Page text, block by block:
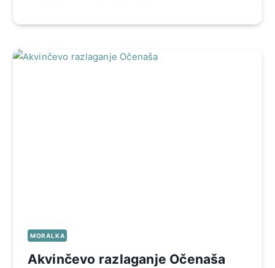
MORALKA
Akvinčevo razlaganje Očenaša